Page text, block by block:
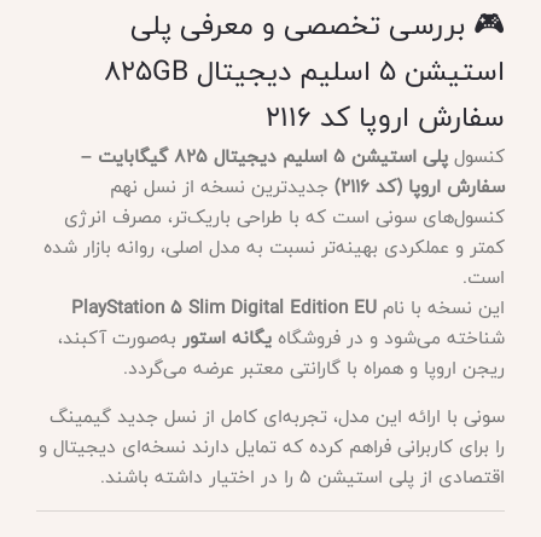
🎮 بررسی تخصصی و معرفی پلی
استیشن 5 اسلیم دیجیتال 825GB
سفارش اروپا کد 2116
کنسول
پلی استیشن 5 اسلیم دیجیتال 825 گیگابایت –
سفارش اروپا (کد 2116)
جدیدترین نسخه از نسل نهم
کنسول‌های سونی است که با طراحی باریک‌تر، مصرف انرژی
کمتر و عملکردی بهینه‌تر نسبت به مدل اصلی، روانه بازار شده
است.
این نسخه با نام PlayStation 5 Slim Digital Edition EU
شناخته می‌شود و در فروشگاهیگانه استور به‌صورت آکبند،
ریجن اروپا و همراه با گارانتی معتبر عرضه می‌گردد.
سونی با ارائه این مدل، تجربه‌ای کامل از نسل جدید گیمینگ
را برای کاربرانی فراهم کرده که تمایل دارند نسخه‌ای دیجیتال و
اقتصادی از پلی استیشن 5 را در اختیار داشته باشند.